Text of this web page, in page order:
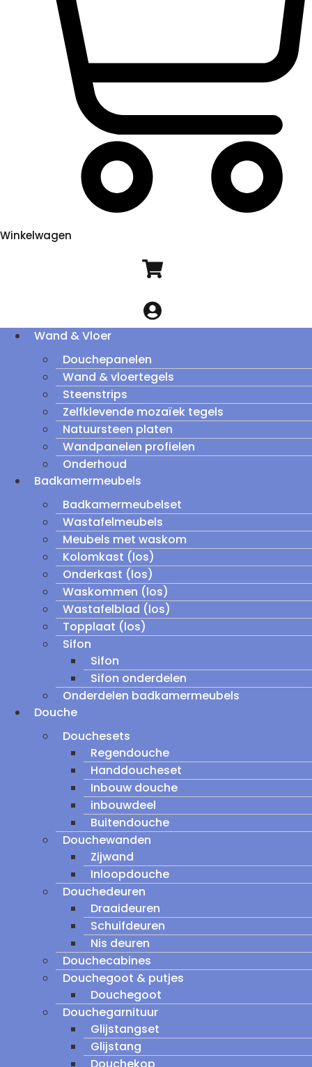
Winkelwagen
Wand & Vloer
Douchepanelen
Wand & vloertegels
Steenstrips
Zelfklevende mozaïek tegels
Natuursteen platen
Wandpanelen profielen
Onderhoud
Badkamermeubels
Badkamermeubelset
Wastafelmeubels
Meubels met waskom
Kolomkast (los)
Onderkast (los)
Waskommen (los)
Wastafelblad (los)
Topplaat (los)
Sifon
Sifon
Sifon onderdelen
Onderdelen badkamermeubels
Douche
Douchesets
Regendouche
Handdoucheset
Inbouw douche
inbouwdeel
Buitendouche
Douchewanden
Zijwand
Inloopdouche
Douchedeuren
Draaideuren
Schuifdeuren
Nis deuren
Douchecabines
Douchegoot & putjes
Douchegoot
Douchegarnituur
Glijstangset
Glijstang
Douchekop